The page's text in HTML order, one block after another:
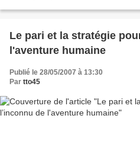
Le pari et la stratégie
l'aventure humaine
Publié le 28/05/2007 à 13:30
Par tto45